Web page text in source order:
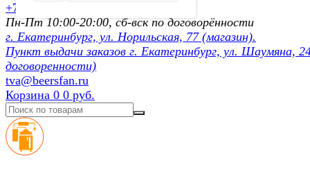
+7 (902) 872-54-70
Пн-Пт 10:00-20:00, сб-вск по договорённости
г. Екатеринбург, ул. Норильская, 77 (магазин).
Пункт выдачи заказов г. Екатеринбург, ул. Шаумяна,
договоренности)
tva@beersfan.ru
Корзина 0 0 руб.